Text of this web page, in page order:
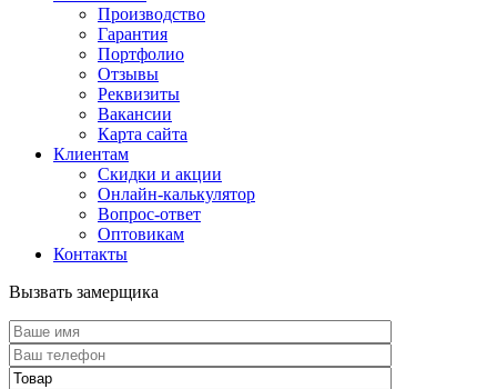
Производство
Гарантия
Портфолио
Отзывы
Реквизиты
Вакансии
Карта сайта
Клиентам
Скидки и акции
Онлайн-калькулятор
Вопрос-ответ
Оптовикам
Контакты
Вызвать замерщика